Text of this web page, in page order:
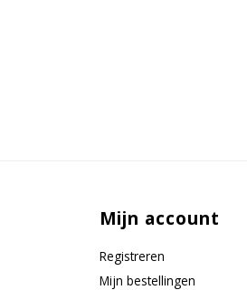
Mijn account
Registreren
Mijn bestellingen